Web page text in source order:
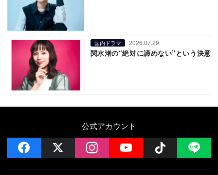
国内ドラマ 2026.07.29
関水渚の“絶対に諦めない”という決意
公式アカウント
facebook instagramYouTube Follow